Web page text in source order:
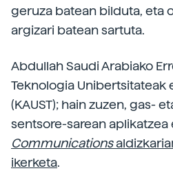
geruza batean bilduta, eta
argizari batean sartuta.
Abdullah Saudi Arabiako
Teknologia Unibertsitateak
(KAUST); hain zuzen, gas-
sentsore-sarean aplikatzea
Communications
ikerketa.